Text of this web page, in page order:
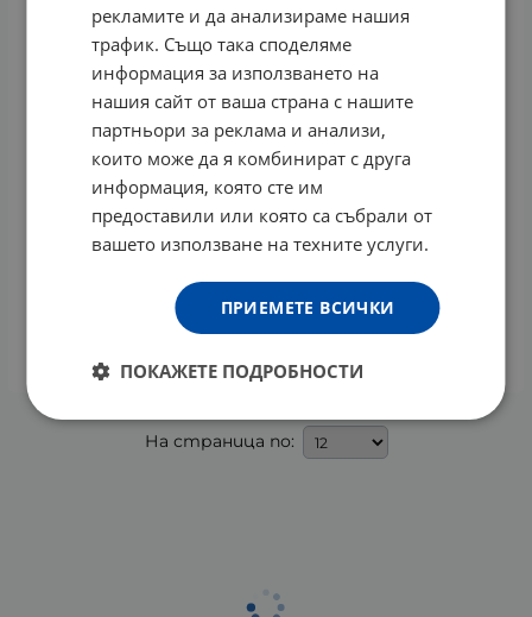
ЛЕККЕР ФИЙЛ ФЛОРАЛ НАТУРАЛЕН ДЕО СТИК
ЛАВАНДУЛА 40 г
8.00 € / 15.65 лв.
На страница по:
рекламите и да анализираме нашия
трафик. Също така споделяме
информация за използването на
нашия сайт от ваша страна с нашите
партньори за реклама и анализи,
които може да я комбинират с друга
информация, която сте им
предоставили или която са събрали от
вашето използване на техните услуги.
ПРИЕМЕТЕ ВСИЧКИ
ПОКАЖЕТЕ ПОДРОБНОСТИ